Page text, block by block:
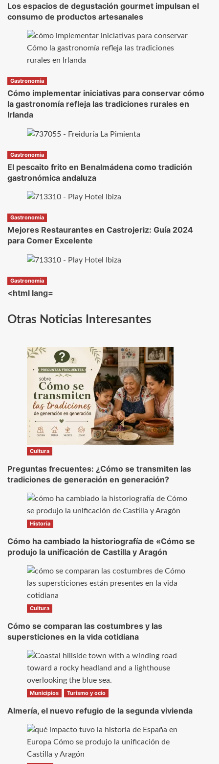
Los espacios de degustación gourmet impulsan el
consumo de productos artesanales
Gastronomía
Cómo implementar iniciativas para conservar cómo
la gastronomía refleja las tradiciones rurales en
Irlanda
Gastronomía
El pescaito frito en Benalmádena como tradición
gastronómica andaluza
Gastronomía
Mejores Restaurantes en Castrojeriz: Guía 2024
para Comer Excelente
Gastronomía
<html lang=
Otras Noticias Interesantes
Cultura
Preguntas frecuentes: ¿Cómo se transmiten las
tradiciones de generación en generación?
Historia
Cómo ha cambiado la historiografía de «Cómo se
produjo la unificación de Castilla y Aragón
Cultura
Cómo se comparan las costumbres y las
supersticiones en la vida cotidiana
Municipios Turismo y ocio
Almería, el nuevo refugio de la segunda vivienda